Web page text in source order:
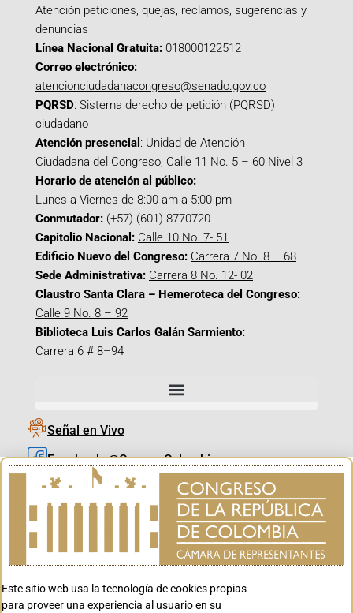
Atención peticiones, quejas, reclamos, sugerencias y
denuncias
Línea Nacional Gratuita: 018000122512
Correo electrónico:
atencionciudadanacongreso@senado.gov.co
PQRSD: Sistema derecho de petición (PQRSD)
ciudadano
Atención presencial : Unidad de Atención
Ciudadana del Congreso, Calle 11 No. 5 – 60 Nivel 3
Horario de atención al público:
Lunes a Viernes de 8:00 am a 5:00 pm
Conmutador: (+57) (601) 8770720
Capitolio Nacional: Calle 10 No. 7- 51
Edificio Nuevo del Congreso: Carrera 7 No. 8 – 68
Sede Administrativa: Carrera 8 No. 12- 02
Claustro Santa Clara – Hemeroteca del Congreso:
Calle 9 No. 8 – 92
Biblioteca Luis Carlos Galán Sarmiento:
Carrera 6 # 8–94
Señal en Vivo
Facebook_@CamaraColombia
Instagram_@CamaraColombia
X_@CamaraColombia
Youtube_@CamaraColombia
Youtube_@CanalCongreso
Este sitio web usa la tecnología de cookies propias
para proveer una experiencia al usuario en su